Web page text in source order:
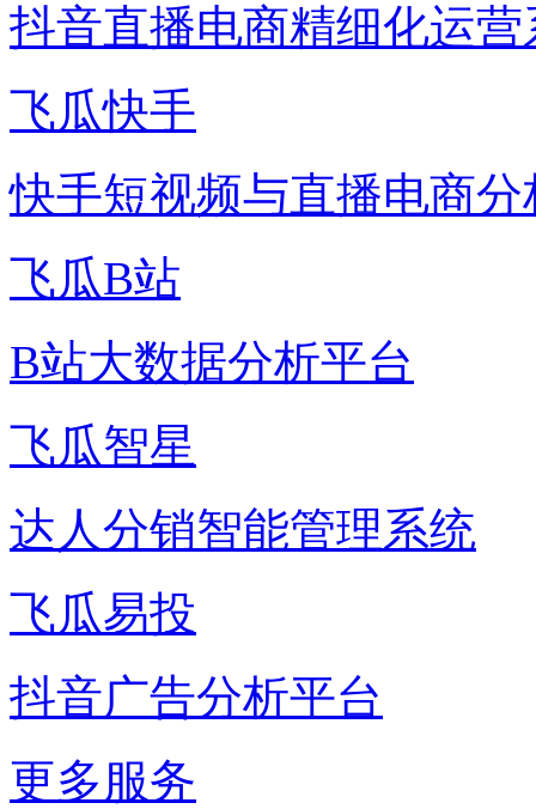
抖音直播电商精细化运营
飞瓜快手
快手短视频与直播电商分
飞瓜B站
B站大数据分析平台
飞瓜智星
达人分销智能管理系统
飞瓜易投
抖音广告分析平台
更多服务